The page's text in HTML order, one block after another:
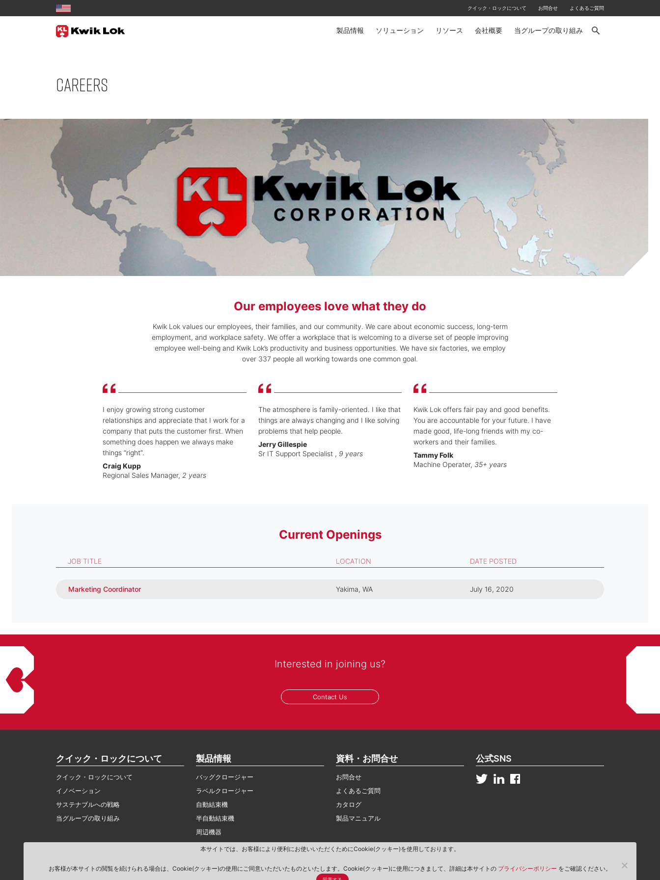
クイック・ロックについて お問合せ よくあるご質問
製品情報 ソリューション リソース 会社概要 当グループの取り組み
Careers
Our employees love what they do
Kwik Lok values our employees, their families, and our community. We care about economic success, long-term
employment, and workplace safety. We offer a workplace that is welcoming to a diverse set of people improving
employee well-being and Kwik Lok’s productivity and business opportunities. We have six factories, we employ
over 337 people all working towards one common goal.
I enjoy growing strong customer
relationships and appreciate that I work for a
company that puts the customer first. When
something does happen we always make
things “right”.
Craig Kupp
Regional Sales Manager, 2 years
The atmosphere is family-oriented. I like that
things are always changing and I like solving
problems that help people.
Jerry Gillespie
Sr IT Support Specialist , 9 years
Kwik Lok offers fair pay and good benefits.
You are accountable for your future. I have
made good, life-long friends with my co-
workers and their families.
Tammy Folk
Machine Operater, 35+ years
Current Openings
JOB TITLE LOCATION DATE POSTED
Marketing Coordinator Yakima, WA July 16, 2020
Interested in joining us?
Contact Us
クイック・ロックについて
クイック・ロックについて
イノベーション
サステナブルへの戦略
当グループの取り組み
製品情報
バッグクロージャー
ラベルクロージャー
自動結束機
半自動結束機
周辺機器
資料・お問合せ
お問合せ
よくあるご質問
カタログ
製品マニュアル
公式SNS
© 2026 Kwik Lok Corporation. All rights reserved. プライバシーポリシー 当サイトご利用規約
本サイトでは、お客様により便利にお使いいただくためにCookie(クッキー)を使用しております。
お客様が本サイトの閲覧を続けられる場合は、Cookie(クッキー)の使用にご同意いただいたものといたします。Cookie(クッキー)に使用につきまして、詳細は本サイトの プライバシーポリシー をご確認ください。